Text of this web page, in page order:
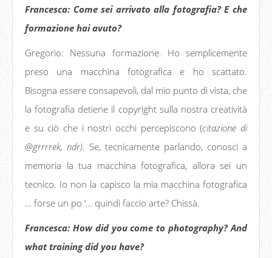
Francesca: Come sei arrivato alla fotografia? E che
formazione hai avuto?
Gregorio: Nessuna formazione. Ho semplicemente
preso una macchina fotografica e ho scattato.
Bisogna essere consapevoli, dal mio punto di vista, che
la fotografia detiene il copyright sulla nostra creatività
e su ciò che i nostri occhi percepiscono (citazione di
@grrrrek, ndr). Se, tecnicamente parlando, conosci a
memoria la tua macchina fotografica, allora sei un
tecnico. Io non la capisco la mia macchina fotografica
… forse un po ‘… quindi faccio arte? Chissà.
Francesca: How did you come to photography? And
what training did you have?